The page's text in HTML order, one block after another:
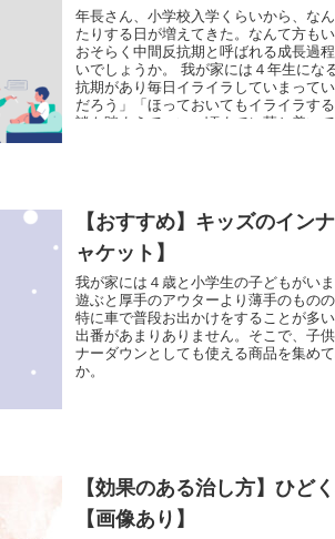
年長さん、小学校入学くらいから、な
たりする日が増えてきた。なんて方も
おそらく中間反抗期と呼ばれる成長過
いでしょうか。 我が家には４年生にな
抗期があり毎日イライラしていまって
だろう」「ほっておいてもイライラす
談も踏まえて、いつ頃までに落ち着い
【おすすめ】キッズのイン
ャケット】
我が家には４歳と小学生の子どもがい
遊ぶと厚手のアウターより薄手のもの
特に車で普段お出かけをすることが多
出番があまりありません。そこで、子
ナーダウンとしても使える商品を集め
か。
【効果のある治し方】ひど
【画像あり】